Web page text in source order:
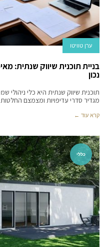
ערן טוויטו
בניית תוכנית שיווק שנתית:
נכון
תוכנית שיווק שנתית היא כלי
מגדיר סדרי עדיפויות ומצמצם
קרא עוד ←
כללי